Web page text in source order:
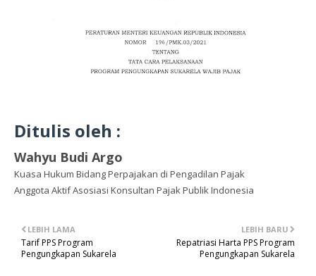
Ditulis oleh :
Wahyu Budi Argo
Kuasa Hukum Bidang Perpajakan di Pengadilan Pajak
Anggota Aktif Asosiasi Konsultan Pajak Publik Indonesia
LEBIH BARU
Repatriasi Harta PPS Program
Pengungkapan Sukarela
LEBIH LAMA
Tarif PPS Program
Pengungkapan Sukarela